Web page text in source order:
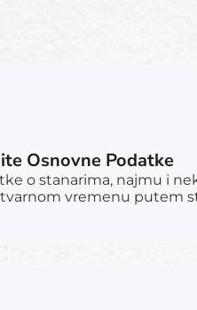
Osnovne Podatke
o stanarima, najmu i
vremenu putem